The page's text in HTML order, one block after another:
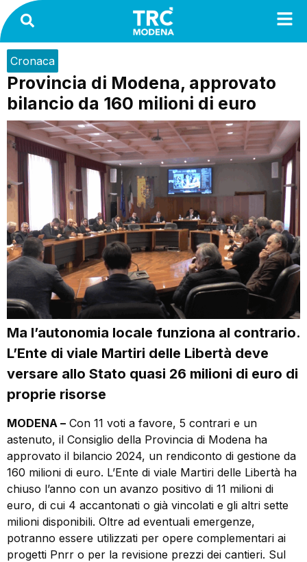
Cronaca
Provincia di Modena, approvato
bilancio da 160 milioni di euro
Ma l’autonomia locale funziona al contrario.
L’Ente di viale Martiri delle Libertà deve
versare allo Stato quasi 26 milioni di euro di
proprie risorse
MODENA – Con 11 voti a favore, 5 contrari e un
astenuto, il Consiglio della Provincia di Modena ha
approvato il bilancio 2024, un rendiconto di gestione da
160 milioni di euro. L’Ente di viale Martiri delle Libertà ha
chiuso l’anno con un avanzo positivo di 11 milioni di
euro, di cui 4 accantonati o già vincolati e gli altri sette
milioni disponibili. Oltre ad eventuali emergenze,
potranno essere utilizzati per opere complementari ai
progetti Pnrr o per la revisione prezzi dei cantieri. Sul